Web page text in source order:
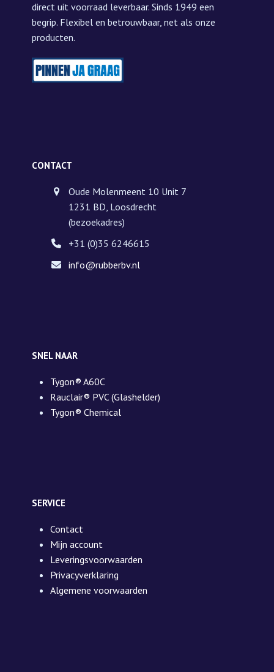
direct uit voorraad leverbaar. Sinds 1949 een
begrip. Flexibel en betrouwbaar, net als onze
producten.
CONTACT
Oude Molenmeent 10 Unit 7
1231 BD, Loosdrecht
(bezoekadres)
+31 (0)35 6246615
info@rubberbv.nl
SNEL NAAR
Tygon® A60C
Rauclair® PVC (Glashelder)
Tygon® Chemical
SERVICE
Contact
Mijn account
Leveringsvoorwaarden
Privacyverklaring
Algemene voorwaarden